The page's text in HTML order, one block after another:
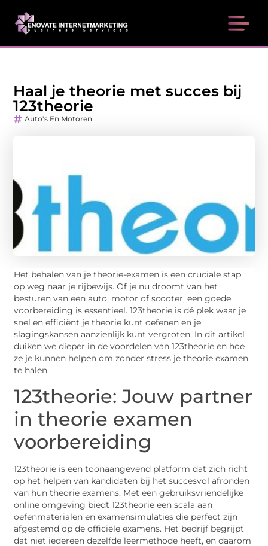
Haal je theorie met succes bij
123theorie
Auto's En Motoren
Het behalen van je theorie-examen is een cruciale stap
op weg naar je rijbewijs. Of je nu droomt van het
besturen van een auto, motor of scooter, een goede
voorbereiding is essentieel. 123theorie is dé plek waar je
snel en efficiënt je theorie kunt oefenen en je
slagingskansen aanzienlijk kunt vergroten. In dit artikel
duiken we dieper in de voordelen van 123theorie en hoe
ze je kunnen helpen om zonder stress je theorie examen
te halen.
123theorie: Jouw partner
in theorie examen
voorbereiding
123theorie is een toonaangevend platform dat zich richt
op het helpen van kandidaten bij het succesvol afronden
van hun theorie examens. Met een gebruiksvriendelijke
online omgeving biedt 123theorie een scala aan
oefenmaterialen en examensimulaties die perfect zijn
afgestemd op de officiële examens. Het bedrijf begrijpt
dat niet iedereen dezelfde leermethode heeft, en daarom